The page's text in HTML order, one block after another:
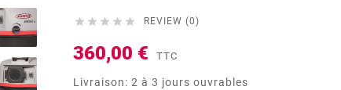
     REVIEW (0)
360,00 € TTC
Livraison: 2 à 3 jours ouvrables